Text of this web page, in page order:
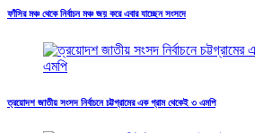
ফাঁসির মঞ্চ থেকে নির্বাচন মঞ্চ জয় করে এবার যাচ্ছেন সংসদে
ত্রয়োদশ জাতীয় সংসদ নির্বাচনে চট্টগ্রামের এক গ্রাম থেকেই ৩ এমপি